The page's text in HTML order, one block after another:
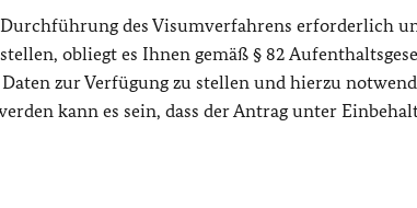
des Visumverfahrens erforderlich
obliegt es Ihnen gemäß § 82
zur Verfügung zu stellen und hierzu
kann es sein, dass der Antrag unter